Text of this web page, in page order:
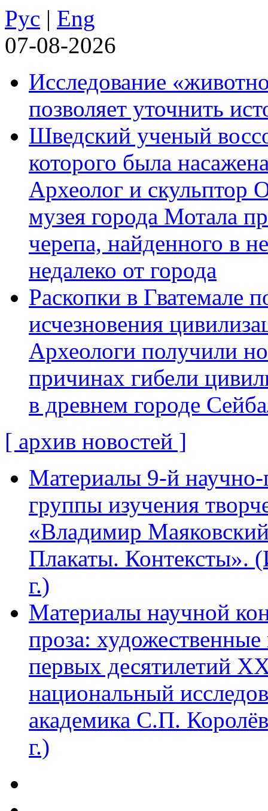
Рус | Eng
07-08-2026
Исследование
позволяет уточнить
Шведский ученый
которого была
Археолог и скульптор
музея города Мотала
черепа, найденного в
недалеко от города
Раскопки в Гватемале
исчезновения
Археологи получили
причинах гибели
в древнем городе
[ архив новостей ]
Материалы 9-й научно-
группы изучения
«Владимир
Плакаты.
г.)
Материалы научной
проза: художественные
первых десятилетий
национальный
академика С.П.
г.)